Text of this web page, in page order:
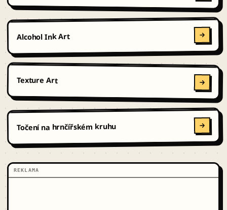
Alcohol Ink Art
Texture Art
Točení na hrnčířském kruhu
REKLAMA